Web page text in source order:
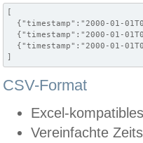
[
{"timestamp":"2000-01-
{"timestamp":"2000-01-
{"timestamp":"2000-01-
]
CSV-Format
Excel-
Vereinfachte